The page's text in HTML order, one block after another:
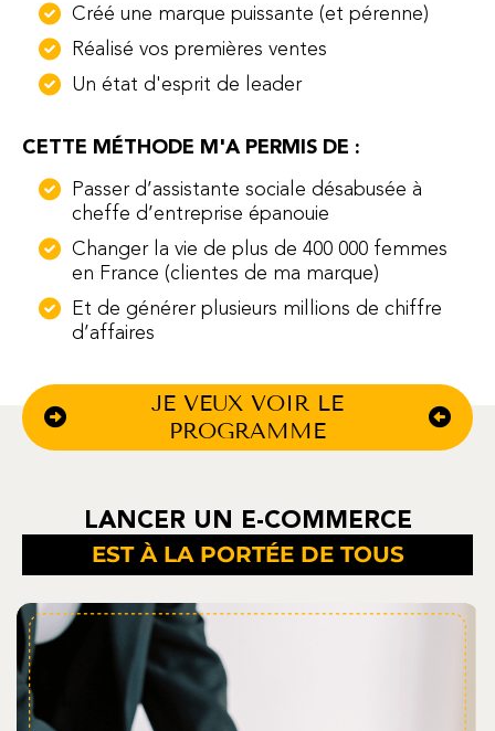
Créé une marque puissante (et pérenne)
Réalisé vos premières ventes
Un état d'esprit de leader
CETTE MÉTHODE M'A PERMIS DE :
Passer d’assistante sociale désabusée à
cheffe d’entreprise épanouie
Changer la vie de plus de 400 000 femmes
en France (clientes de ma marque)
Et de générer plusieurs millions de chiffre
d’affaires
JE VEUX VOIR LE
PROGRAMME
LANCER UN E-COMMERCE
EST À LA PORTÉE DE TOUS